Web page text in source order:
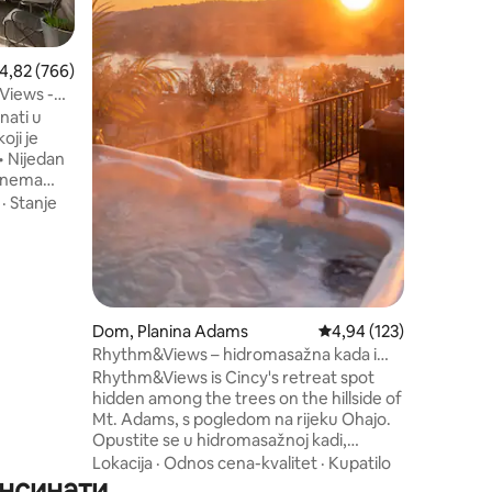
ocena 4,82 od 5, utisaka: 766
4,82 (766)
u
je
· Stanje
Dom, Planina Adams Prosečna ocena 4,94
4,94 (123)
Rhythm&Views – hidromasažna kada i
pogled na reku na planini Adams!
Rhythm&Views is Cincy's retreat spot
hidden among the trees on the hillside of
Mt. Adams, s pogledom na rijeku Ohajo.
Opustite se u hidromasažnoj kadi,
proslavite sa prijateljima na ogromnoj
terasi dok posmatrate brodove kako
Lokacija · Odnos cena-kvalitet · Kupatilo